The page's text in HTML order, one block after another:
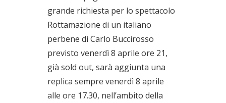
grande richiesta per lo spettacolo
Rottamazione di un italiano
perbene di Carlo Buccirosso
previsto venerdì 8 aprile ore 21,
già sold out, sarà aggiunta una
replica sempre venerdì 8 aprile
alle ore 17.30, nell’ambito della